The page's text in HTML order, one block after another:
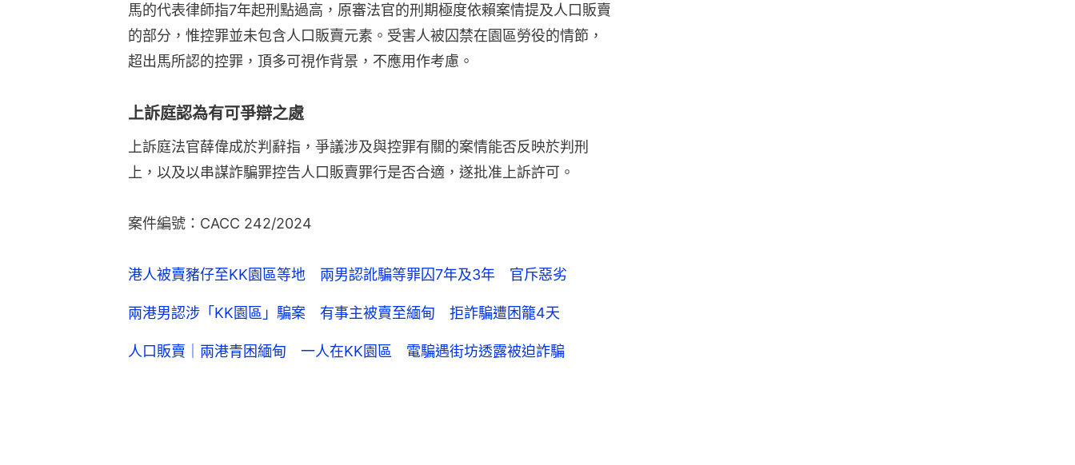
馬的代表律師指7年起刑點過高，原審法官的刑期極度依賴案情提及人口販賣
的部分，惟控罪並未包含人口販賣元素。受害人被囚禁在園區勞役的情節，
超出馬所認的控罪，頂多可視作背景，不應用作考慮。
上訴庭認為有可爭辯之處
上訴庭法官薛偉成於判辭指，爭議涉及與控罪有關的案情能否反映於判刑
上，以及以串謀詐騙罪控告人口販賣罪行是否合適，遂批准上訴許可。
案件編號：CACC 242/2024
港人被賣豬仔至KK園區等地 兩男認訛騙等罪囚7年及3年 官斥惡劣
兩港男認涉「KK園區」騙案 有事主被賣至緬甸 拒詐騙遭困籠4天
人口販賣｜兩港青困緬甸 一人在KK園區 電騙遇街坊透露被迫詐騙